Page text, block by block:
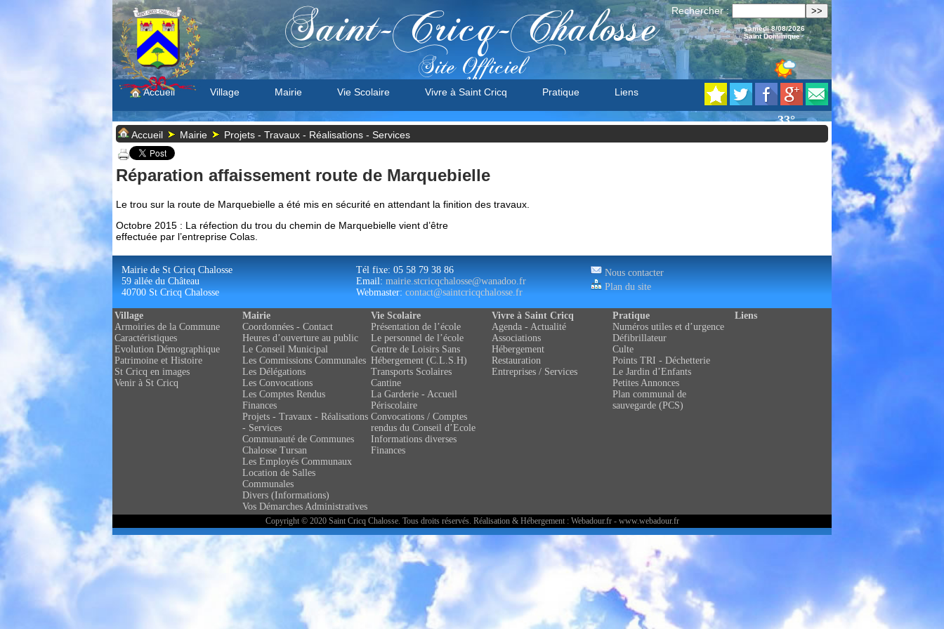
Saint-Cricq-Chalosse
Site Officiel
Rechercher :
samedi 8/08/2026
Saint Dominique
Accueil Village Mairie Vie Scolaire Vivre à Saint Cricq Pratique Liens
Accueil Mairie Projets - Travaux - Réalisations - Services
Réparation affaissement route de Marquebielle
Le trou sur la route de Marquebielle a été mis en sécurité en attendant la finition des travaux.
Octobre 2015 : La réfection du trou du chemin de Marquebielle vient d’être
effectuée par l’entreprise Colas.
Mairie de St Cricq Chalosse
59 allée du Château
40700 St Cricq Chalosse
Tél fixe: 05 58 79 38 86
Email: mairie.stcricqchalosse@wanadoo.fr
Webmaster: contact@saintcricqchalosse.fr
Nous contacter
Plan du site
Village
Armoiries de la Commune
Caractéristiques
Evolution Démographique
Patrimoine et Histoire
St Cricq en images
Venir à St Cricq
Mairie
Coordonnées - Contact
Heures d’ouverture au public
Le Conseil Municipal
Les Commissions Communales
Les Délégations
Les Convocations
Les Comptes Rendus
Finances
Projets - Travaux - Réalisations
- Services
Communauté de Communes
Chalosse Tursan
Les Employés Communaux
Location de Salles
Communales
Divers (Informations)
Vos Démarches Administratives
Vie Scolaire
Présentation de l’école
Le personnel de l’école
Centre de Loisirs Sans
Hébergement (C.L.S.H)
Transports Scolaires
Cantine
La Garderie - Accueil
Périscolaire
Convocations / Comptes
rendus du Conseil d’Ecole
Informations diverses
Finances
Vivre à Saint Cricq
Agenda - Actualité
Associations
Hébergement
Restauration
Entreprises / Services
Pratique
Numéros utiles et d’urgence
Défibrillateur
Culte
Points TRI - Déchetterie
Le Jardin d’Enfants
Petites Annonces
Plan communal de
sauvegarde (PCS)
Liens
Copyright © 2020 Saint Cricq Chalosse. Tous droits réservés. Réalisation & Hébergement : Webadour.fr - www.webadour.fr